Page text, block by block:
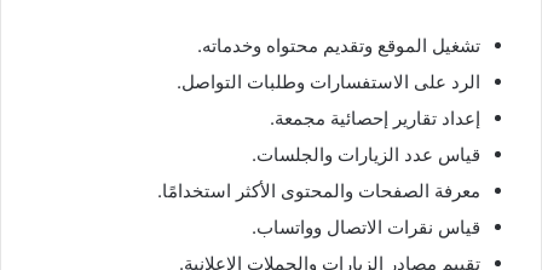
تشغيل الموقع وتقديم محتواه وخدماته.
الرد على الاستفسارات وطلبات التواصل.
إعداد تقارير إحصائية مجمعة.
قياس عدد الزيارات والجلسات.
معرفة الصفحات والمحتوى الأكثر استخدامًا.
قياس نقرات الاتصال وواتساب.
تقييم مصادر الزيارات والحملات الإعلانية.